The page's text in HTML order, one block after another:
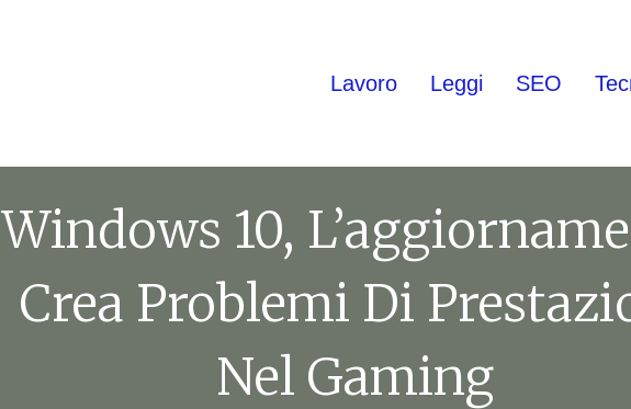
Lavoro Leggi SEO
Windows 10,
Crea Problemi Di
Nel Gaming